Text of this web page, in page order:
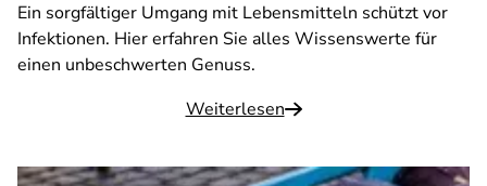
Ein sorgfältiger Umgang mit Lebensmitteln schützt vor
Infektionen. Hier erfahren Sie alles Wissenswerte für
einen unbeschwerten Genuss.
Weiterlesen